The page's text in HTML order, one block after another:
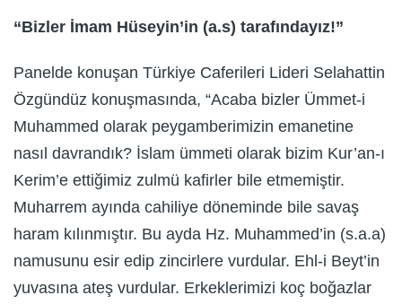
“Bizler İmam Hüseyin’in (a.s) tarafındayız!”
Panelde konuşan Türkiye Caferileri Lideri Selahattin
Özgündüz konuşmasında, “Acaba bizler Ümmet-i
Muhammed olarak peygamberimizin emanetine
nasıl davrandık? İslam ümmeti olarak bizim Kur’an-ı
Kerim’e ettiğimiz zulmü kafirler bile etmemiştir.
Muharrem ayında cahiliye döneminde bile savaş
haram kılınmıştır. Bu ayda Hz. Muhammed’in (s.a.a)
namusunu esir edip zincirlere vurdular. Ehl-i Beyt’in
yuvasına ateş vurdular. Erkeklerimizi koç boğazlar